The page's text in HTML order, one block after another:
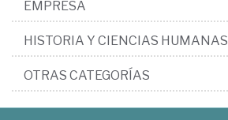
EMPRESA
HISTORIA Y CIENCIAS HUMANAS
OTRAS CATEGORÍAS